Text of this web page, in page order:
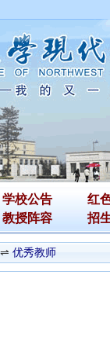
学校公告
红
教授阵容 招
优秀教师